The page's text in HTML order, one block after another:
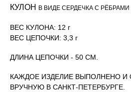
КУЛОН В ВИДЕ СЕРДЕЧКА С РЁБРАМИ
ВЕС КУЛОНА: 12 г
ВЕС ЦЕПОЧКИ: 3,3 г
ДЛИНА ЦЕПОЧКИ - 50 СМ.
КАЖДОЕ ИЗДЕЛИЕ ВЫПОЛНЕНО И
ВРУЧНУЮ В САНКТ-ПЕТЕРБУРГЕ.